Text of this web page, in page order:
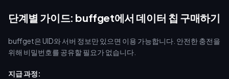
단계별 가이드: buffget에서 데이터 칩 구매하기
buffget은 UID와 서버 정보만 있으면 이용 가능합니다. 안전한 충전을
위해 비밀번호를 공유할 필요가 없습니다.
지급 과정: